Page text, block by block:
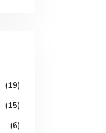
(19)
(15)
(6)